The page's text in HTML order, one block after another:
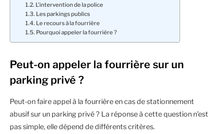
L’intervention de la police
Les parkings publics
Le recours à la fourrière
Pourquoi appeler la fourrière ?
Peut-on appeler la fourrière sur un
parking privé ?
Peut-on faire appel à la fourrière en cas de stationnement
abusif sur un parking privé ? La réponse à cette question n’est
pas simple, elle dépend de différents critères.